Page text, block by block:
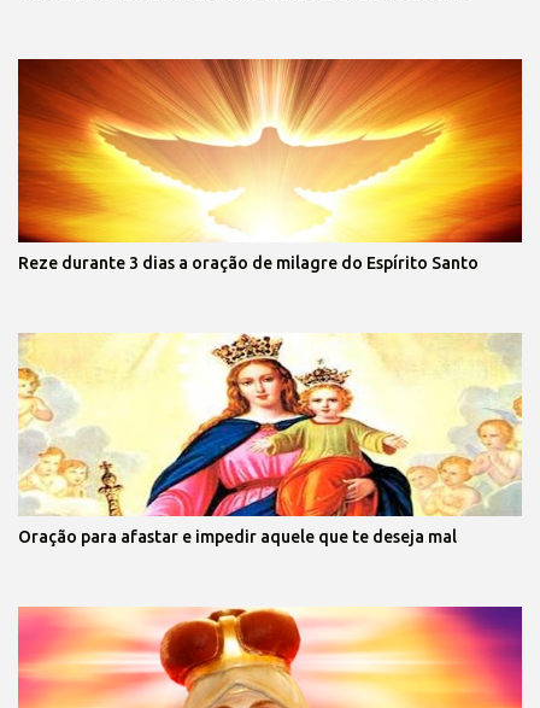
Reze durante 3 dias a oração de milagre do Espírito Santo
Oração para afastar e impedir aquele que te deseja mal